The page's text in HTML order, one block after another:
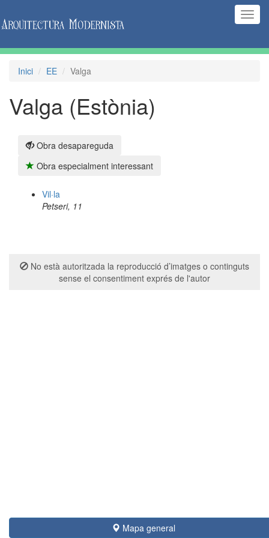
Inici EE Valga
Valga (Estònia)
Obra desapareguda
Obra especialment interessant
Vil·la
Petseri, 11
Mapa general
No està autoritzada la reproducció d’imatges o continguts
sense el consentiment exprés de l'autor